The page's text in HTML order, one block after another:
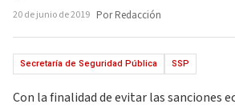
20 de junio de 2019 Por Redacción
Secretaría de Seguridad Pública SSP
Con la finalidad de evitar las sanciones